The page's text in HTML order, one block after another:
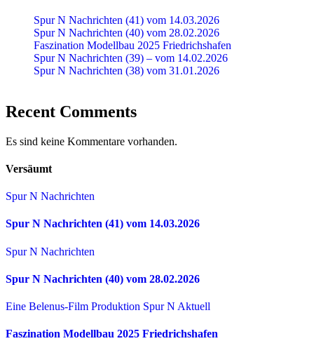
Spur N Nachrichten (41) vom 14.03.2026
Spur N Nachrichten (40) vom 28.02.2026
Faszination Modellbau 2025 Friedrichshafen
Spur N Nachrichten (39) – vom 14.02.2026
Spur N Nachrichten (38) vom 31.01.2026
Recent Comments
Es sind keine Kommentare vorhanden.
Versäumt
Spur N Nachrichten
Spur N Nachrichten (41) vom 14.03.2026
Spur N Nachrichten
Spur N Nachrichten (40) vom 28.02.2026
Eine Belenus-Film Produktion Spur N Aktuell
Faszination Modellbau 2025 Friedrichshafen